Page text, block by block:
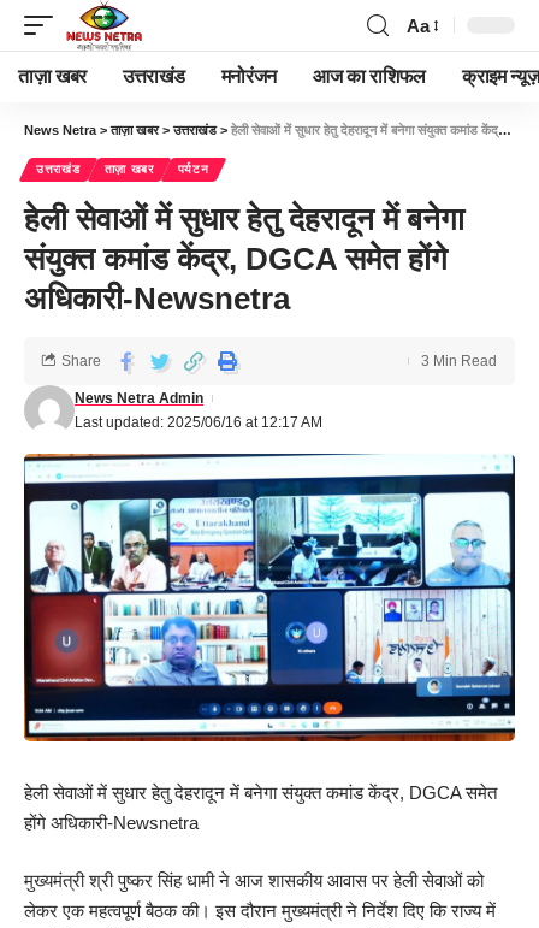
Aa
ताज़ा खबर उत्तराखंड मनोरंजन आज का राशिफल क्राइम न्यूज़
News Netra >ताज़ा खबर>उत्तराखंड> हेली सेवाओं में सुधार हेतु देहरादून में बनेगा संयुक्त कमांड केंद्र, DGCA समेत होंगे अधिकारी-Newsnetra
उत्तराखंड ताज़ा खबर पर्यटन
हेली सेवाओं में सुधार हेतु देहरादून में बनेगा
संयुक्त कमांड केंद्र, DGCA समेत होंगे
अधिकारी-Newsnetra
Last updated: 2025/06/16 at 12:17 AM
News Netra Admin
Share 3 Min Read
हेली सेवाओं में सुधार हेतु देहरादून में बनेगा संयुक्त कमांड केंद्र, DGCA समेत
होंगे अधिकारी-Newsnetra
मुख्यमंत्री श्री पुष्कर सिंह धामी ने आज शासकीय आवास पर हेली सेवाओं को
लेकर एक महत्वपूर्ण बैठक की। इस दौरान मुख्यमंत्री ने निर्देश दिए कि राज्य में